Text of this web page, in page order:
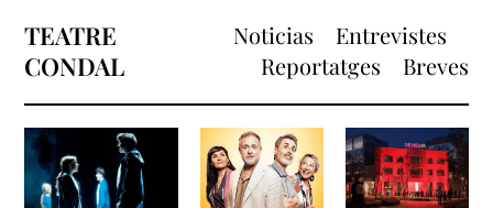
TEATRE
CONDAL
Noticias
Entrevistes
Reportatges
Breves